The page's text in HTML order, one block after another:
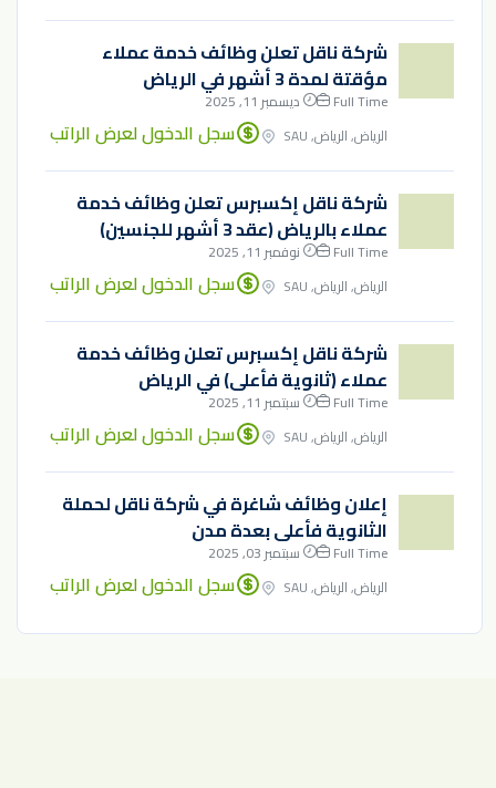
شركة ناقل تعلن وظائف خدمة عملاء
مؤقتة لمدة 3 أشهر في الرياض
Full Time
ديسمبر 11, 2025
الرياض, الرياض, SAU
سجل الدخول لعرض الراتب
شركة ناقل إكسبرس تعلن وظائف خدمة
عملاء بالرياض (عقد 3 أشهر للجنسين)
Full Time
نوفمبر 11, 2025
الرياض, الرياض, SAU
سجل الدخول لعرض الراتب
شركة ناقل إكسبرس تعلن وظائف خدمة
عملاء (ثانوية فأعلى) في الرياض
Full Time
سبتمبر 11, 2025
الرياض, الرياض, SAU
سجل الدخول لعرض الراتب
إعلان وظائف شاغرة في شركة ناقل لحملة
الثانوية فأعلى بعدة مدن
Full Time
سبتمبر 03, 2025
الرياض, الرياض, SAU
سجل الدخول لعرض الراتب